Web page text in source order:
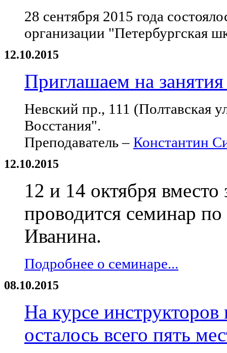
28 сентября 2015 года
организации "Петербургская
12.10.2015
Приглашаем на
Невский пр., 111 (Полтавская
Восстания".
Преподаватель – Константин
12.10.2015
12 и 14 октября
проводится семинар
Иванина.
Подробнее о семинаре...
08.10.2015
На курсе
осталось всего пять